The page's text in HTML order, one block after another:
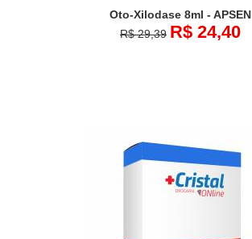
Oto-Xilodase 8ml - APSEN
R$ 29,39 R$ 24,40